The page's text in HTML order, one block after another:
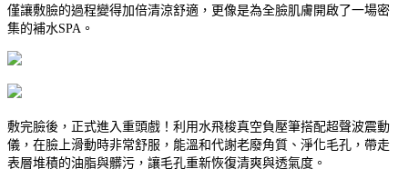
僅讓敷臉的過程變得加倍清涼舒適，更像是為全臉肌膚開啟了一場密
集的補水SPA。
敷完臉後，正式進入重頭戲！利用水飛梭真空負壓筆搭配超聲波震動
儀，在臉上滑動時非常舒服，能溫和代謝老廢角質、淨化毛孔，帶走
表層堆積的油脂與髒污，讓毛孔重新恢復清爽與透氣度。